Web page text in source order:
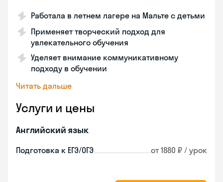
Работала в летнем лагере на Мальте с детьми
Применяет творческий подход для
увлекательного обучения
Уделяет внимание коммуникативному
подходу в обучении
Читать дальше
Услуги и цены
Английский язык
Подготовка к ЕГЭ/ОГЭ от 1880 ₽ / урок